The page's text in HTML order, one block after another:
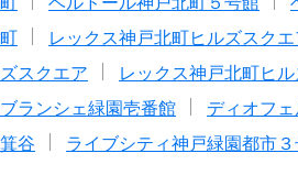
レックス神戸北町ヒルズスク
スクエア
レックス神戸北町ヒ
ランシェ緑園壱番館 ディオフ
谷 ライブシティ神戸緑園都市３